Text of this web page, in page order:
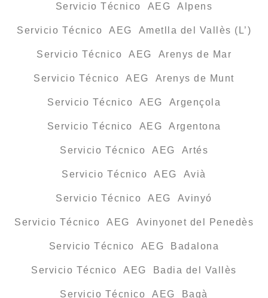
Servicio Técnico AEG Alpens
Servicio Técnico AEG Ametlla del Vallès (L’)
Servicio Técnico AEG Arenys de Mar
Servicio Técnico AEG Arenys de Munt
Servicio Técnico AEG Argençola
Servicio Técnico AEG Argentona
Servicio Técnico AEG Artés
Servicio Técnico AEG Avià
Servicio Técnico AEG Avinyó
Servicio Técnico AEG Avinyonet del Penedès
Servicio Técnico AEG Badalona
Servicio Técnico AEG Badia del Vallès
Servicio Técnico AEG Bagà